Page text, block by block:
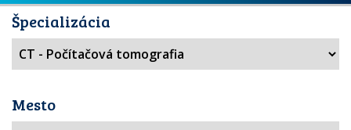
Špecializácia
Mesto